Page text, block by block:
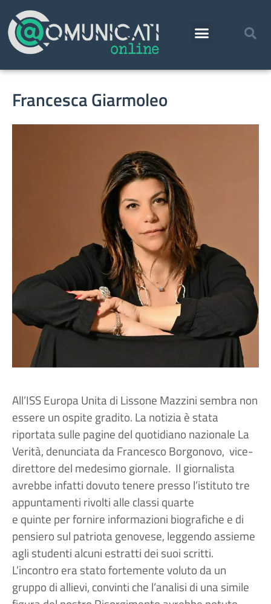
Francesca Giarmoleo
All’ISS Europa Unita di Lissone Mazzini sembra non
essere un ospite gradito. La notizia è stata
riportata sulle pagine del quotidiano nazionale La
Verità, denunciata da Francesco Borgonovo, vice-
direttore del medesimo giornale. Il giornalista
avrebbe infatti dovuto tenere presso l’istituto tre
appuntamenti rivolti alle classi quarte
e quinte per fornire informazioni biografiche e di
pensiero sul patriota genovese, leggendo assieme
agli studenti alcuni estratti dei suoi scritti.
L’incontro era stato fortemente voluto da un
gruppo di allievi, convinti che l’analisi di una simile